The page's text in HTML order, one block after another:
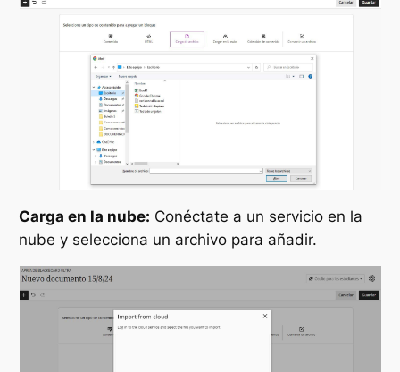
Carga en la nube: Conéctate a un servicio en la
nube y selecciona un archivo para añadir.